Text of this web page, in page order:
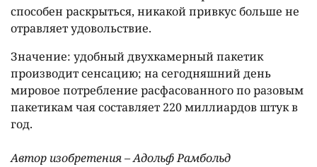
способен раскрыться, никакой привкус больше не
отравляет удовольствие.
Значение: удобный двухкамерный пакетик
производит сенсацию; на сегодняшний день
мировое потребление расфасованного по разовым
пакетикам чая составляет 220 миллиардов штук в
год.
Автор изобретения – Адольф Рамбольд